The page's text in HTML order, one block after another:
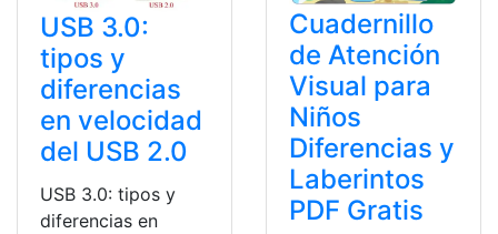
USB 3.0:
tipos y
diferencias
en velocidad
del USB 2.0
USB 3.0: tipos y
diferencias en
Cuadernillo
de Atención
Visual para
Niños
Diferencias y
Laberintos
PDF Gratis